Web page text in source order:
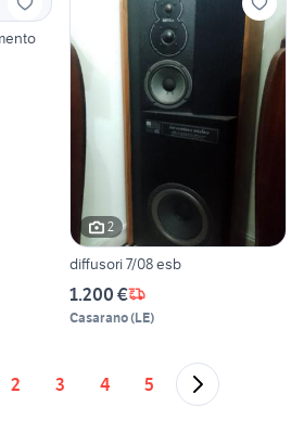
2
diffusori 7/08 esb
1.200 €
Casarano(LE)
2 3 4 5